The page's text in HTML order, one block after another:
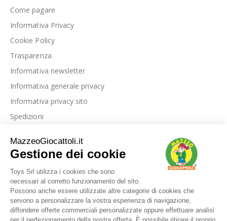
Come pagare
Informativa Privacy
Cookie Policy
Trasparenza
Informativa newsletter
Informativa generale privacy
Informativa privacy sito
Spedizioni
La nostra azienda
Le nostre recensioni
Blog
Dove siamo
Contattaci